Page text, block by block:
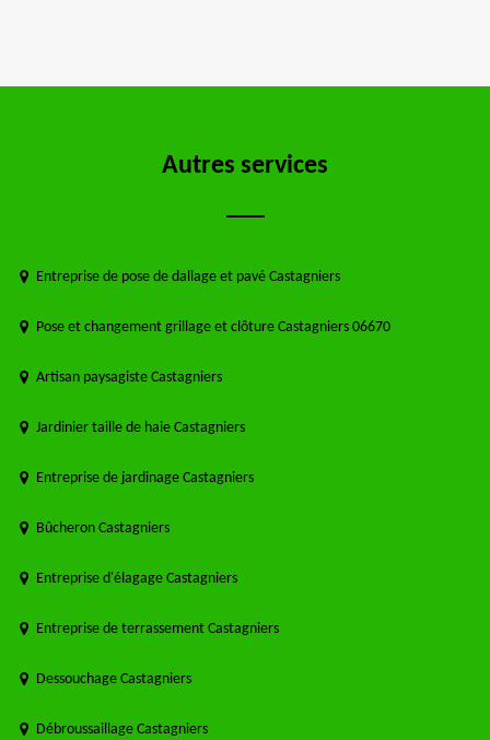
Autres services
Entreprise de pose de dallage et pavé Castagniers
Pose et changement grillage et clôture Castagniers 06670
Artisan paysagiste Castagniers
Jardinier taille de haie Castagniers
Entreprise de jardinage Castagniers
Bûcheron Castagniers
Entreprise d'élagage Castagniers
Entreprise de terrassement Castagniers
Dessouchage Castagniers
Débroussaillage Castagniers